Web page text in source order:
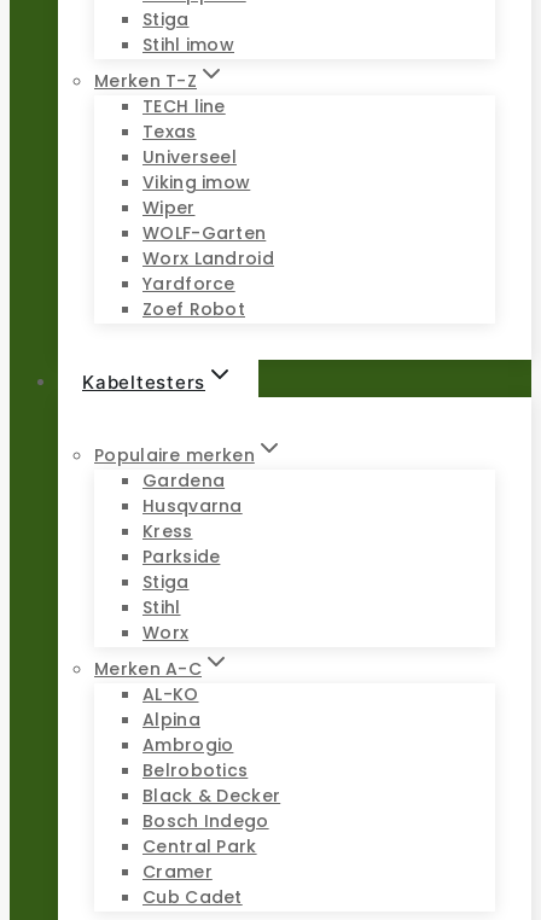
Stiga
Stihl imow
Merken T-Z
TECH line
Texas
Universeel
Viking imow
Wiper
WOLF-Garten
Worx Landroid
Yardforce
Zoef Robot
Kabeltesters
Populaire merken
Gardena
Husqvarna
Kress
Parkside
Stiga
Stihl
Worx
Merken A-C
AL-KO
Alpina
Ambrogio
Belrobotics
Black & Decker
Bosch Indego
Central Park
Cramer
Cub Cadet